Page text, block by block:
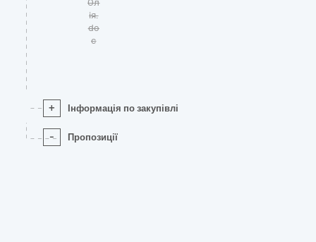
Ол
ія.
do
c
+ Інформація по закупівлі
- Пропозиції